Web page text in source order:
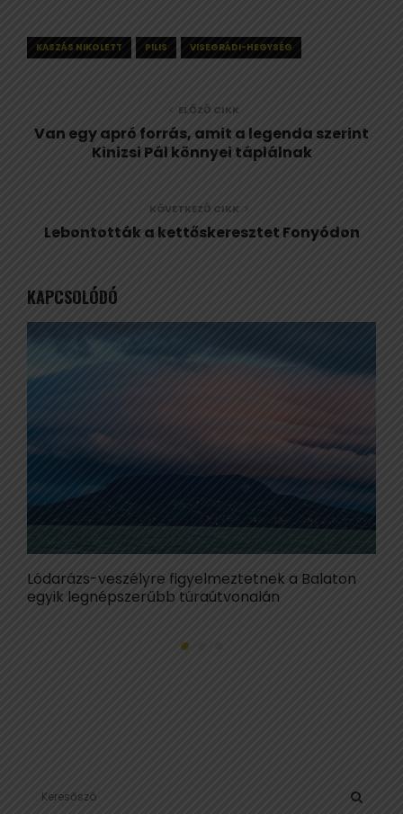
KASZÁS NIKOLETT PILIS VISEGRÁDI-HEGYSÉG
ELŐZŐ CIKK
Van egy apró forrás, amit a legenda szerint
Kinizsi Pál könnyei táplálnak
KÖVETKEZŐ CIKK
Lebontották a kettőskeresztet Fonyódon
KAPCSOLÓDÓ
Lódarázs-veszélyre figyelmeztetnek a Balaton
egyik legnépszerűbb túraútvonalán